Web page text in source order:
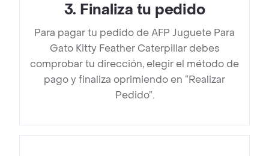
3. Finaliza tu pedido
Para pagar tu pedido de AFP Juguete Para
Gato Kitty Feather Caterpillar debes
comprobar tu dirección, elegir el método de
pago y finaliza oprimiendo en “Realizar
Pedido”.